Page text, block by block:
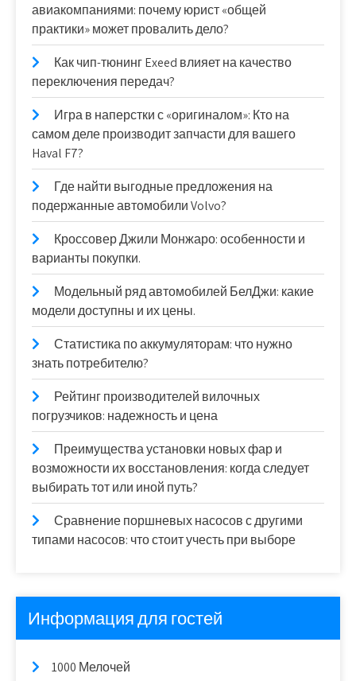
авиакомпаниями: почему юрист «общей
практики» может провалить дело?
Как чип-тюнинг Exeed влияет на качество
переключения передач?
Игра в наперстки с «оригиналом»: Кто на
самом деле производит запчасти для вашего
Haval F7?
Где найти выгодные предложения на
подержанные автомобили Volvo?
Кроссовер Джили Монжаро: особенности и
варианты покупки.
Модельный ряд автомобилей БелДжи: какие
модели доступны и их цены.
Статистика по аккумуляторам: что нужно
знать потребителю?
Рейтинг производителей вилочных
погрузчиков: надежность и цена
Преимущества установки новых фар и
возможности их восстановления: когда следует
выбирать тот или иной путь?
Сравнение поршневых насосов с другими
типами насосов: что стоит учесть при выборе
Информация для гостей
1000 Мелочей